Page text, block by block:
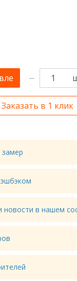
Заказать в 1 клик
новости в нашем